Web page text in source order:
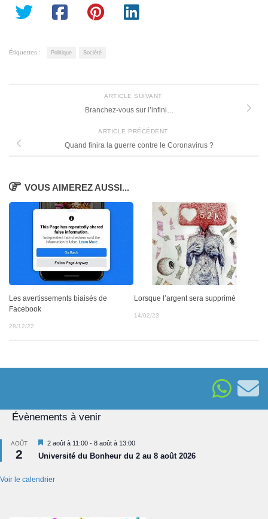
Étiquettes : Politique Société
ARTICLE SUIVANT
Branchez-vous sur l’infini…
ARTICLE PRÉCÉDENT
Quand finira la guerre contre le Coronavirus ?
VOUS AIMEREZ AUSSI...
Les avertissements biaisés de
Facebook
28/12/22
Lorsque l’argent sera supprimé
14/02/23
Évènements à venir
AOÛT
2
Mis
en
avant
2 août à 11:00 - 8 août à 13:00
Université du Bonheur du 2 au 8 août 2026
Voir le calendrier